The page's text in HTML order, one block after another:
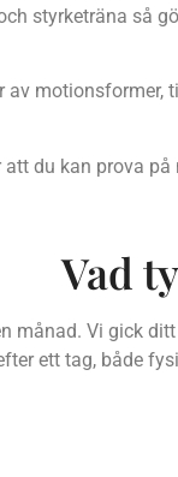
styrketräna så
du kan prova
Vad
månad. Vi gick
ett tag, både